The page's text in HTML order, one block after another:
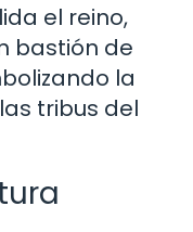
el reino,
bastión de
la
tribus del